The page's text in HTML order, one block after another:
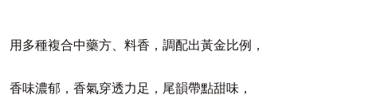
用多種複合中藥方、料香，調配出黃金比例，
香味濃郁，香氣穿透力足，尾韻帶點甜味，